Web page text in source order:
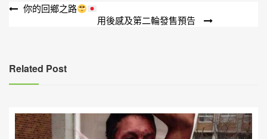
文
覽
你的回鄉之路
用後感及第二輪發售預告
Related Post